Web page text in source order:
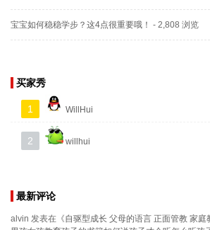
宝宝如何稳稳学步？这4点很重要哦！ - 2,808 浏览
买家秀
1 WillHui
2 willhui
最新评论
alvin 发表在《自驱型成长 父母的语言 正面管教 家